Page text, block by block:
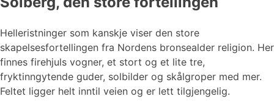
Helleristninger som kanskje viser den store
skapelsesfortellingen fra Nordens bronsealder religion. Her
finnes firehjuls vogner, et stort og et lite tre,
fryktinngytende guder, solbilder og skålgroper med mer.
Feltet ligger helt inntil veien og er lett tilgjengelig.